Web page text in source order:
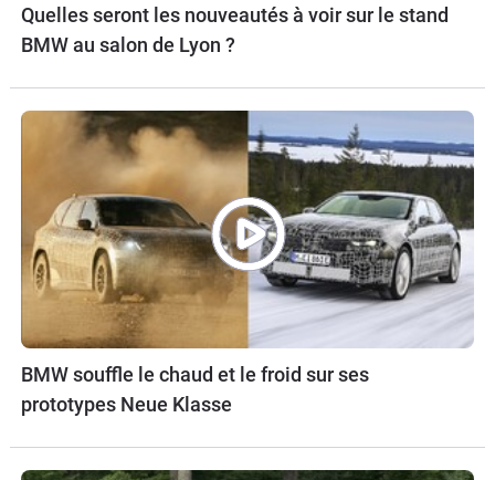
Quelles seront les nouveautés à voir sur le stand
BMW au salon de Lyon ?
BMW souffle le chaud et le froid sur ses
prototypes Neue Klasse